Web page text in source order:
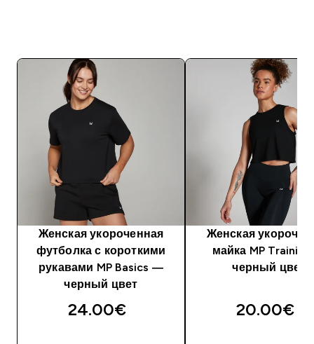
Женская укороченная
футболка с короткими
рукавами MP Basics —
черный цвет
24.00€‎
Женская
майка MP
черный цвет
20.00€‎